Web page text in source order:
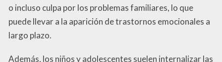
o incluso culpa por los problemas familiares, lo que
puede llevar a la aparición de trastornos emocionales a
largo plazo.
Además, los niños y adolescentes suelen internalizar las